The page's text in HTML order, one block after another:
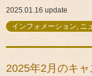
2025.01.16 update
インフォメーション, ニ
2025年2月のキ